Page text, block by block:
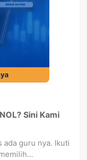
Sini Kami
ada guru nya. Ikuti